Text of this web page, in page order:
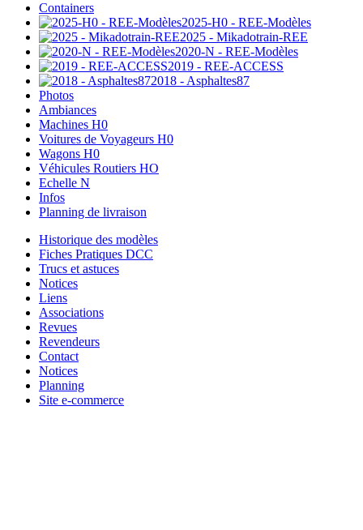
Containers
2025-H0 - REE-Modèles
2025 - Mikadotrain-REE
2020-N - REE-Modèles
2019 - REE-ACCESS
2018 - Asphaltes87
Photos
Ambiances
Machines H0
Voitures de Voyageurs H0
Wagons H0
Véhicules Routiers HO
Echelle N
Infos
Planning de livraison
Historique des modèles
Fiches Pratiques DCC
Trucs et astuces
Notices
Liens
Associations
Revues
Revendeurs
Contact
Notices
Planning
Site e-commerce